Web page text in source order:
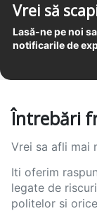
Vrei să
Lasă-ne pe noi
notificarile de
Întrebări
Vrei sa afli mai
Iti oferim
legate de
politelor si